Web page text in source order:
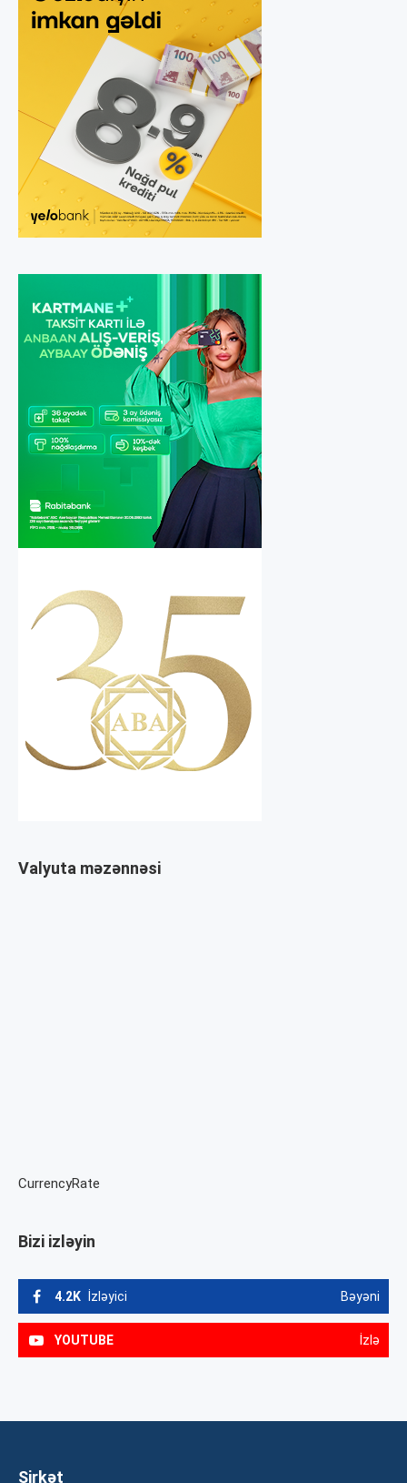
Valyuta məzənnəsi
CurrencyRate
Bizi izləyin
4.2K İzləyici Bəyəni
YOUTUBE İzlə
Şirkət